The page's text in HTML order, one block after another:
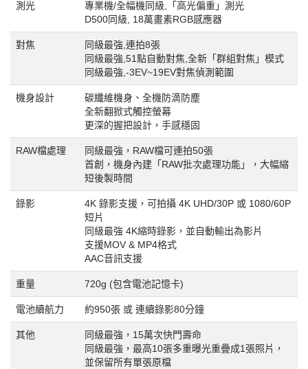
測光
專業機/全幅機同級,「高光偏重」測光
D500同級, 18萬畫素RGB感應器
對焦
同級最強,連拍8張
同級最強,51點自動對焦,全新「群組對焦」模式
同級最強,-3EV~19EV對焦偵測範圍
機身設計
碳纖維機身、全機防滴防塵
全新翻掀式觸控螢幕
更深的握把設計，手感穩固
RAW檔處理
同級最強，RAW檔可連拍50張
首創，機身內建「RAW批次處理功能」，大幅縮
短後製時間
錄影
4K 錄影支援，可拍攝 4K UHD/30P 或 1080/60P
短片
同級最強 4K縮時錄影，並自動輸出為影片
支援MOV & MP4格式
AAC音訊支援
重量 720g (包含電池記憶卡)
電池續航力 約950張 或 連續錄影80分鐘
其他
同級最強，15萬次快門壽命
同級最強，最高10張多重曝光重疊成1張照片，
並保留所有單張原檔